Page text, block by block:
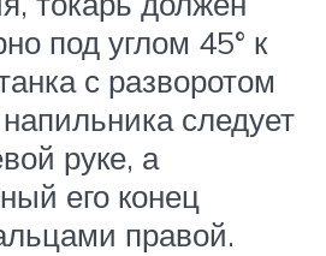
под углом 45° к
с разворотом
следует
руке, а
его конец
правой.